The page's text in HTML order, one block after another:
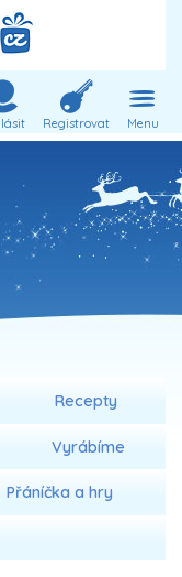
Registrovat Menu
Recepty
Vyrábíme
Přáníčka a hry